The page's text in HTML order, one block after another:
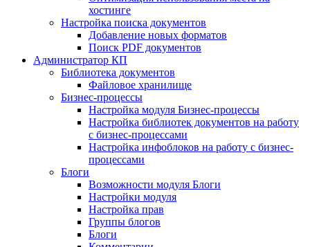
хостинге
Настройка поиска документов
Добавление новых форматов
Поиск PDF документов
Администратор КП
Библиотека документов
Файловое хранилище
Бизнес-процессы
Настройка модуля Бизнес-процессы
Настройка библиотек документов на работу
с бизнес-процессами
Настройка инфоблоков на работу с бизнес-
процессами
Блоги
Возможности модуля Блоги
Настройки модуля
Настройка прав
Группы блогов
Блоги